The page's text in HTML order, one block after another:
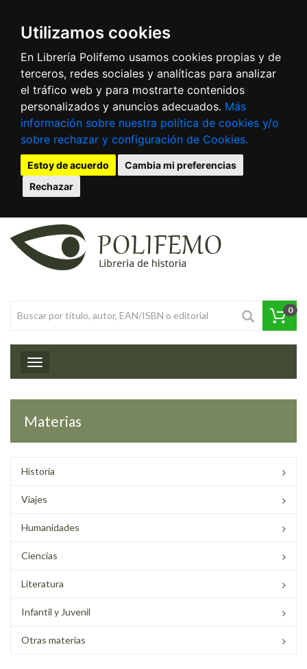
Utilizamos cookies
En Librería Polifemo usamos cookies propias y de
terceros, redes sociales y analíticas para analizar
el tráfico web y para mostrarte contenidos
personalizados y anuncios adecuados. Más
información sobre nuestra política de cookies y/o
sobre rechazar y configuración de Cookies.
Estoy de acuerdo
Cambia mi preferencias
Rechazar
0
Toggle navigation
Materias
Historia
Viajes
Humanidades
Ciencias
Literatura
Infantil y Juvenil
Otras materias